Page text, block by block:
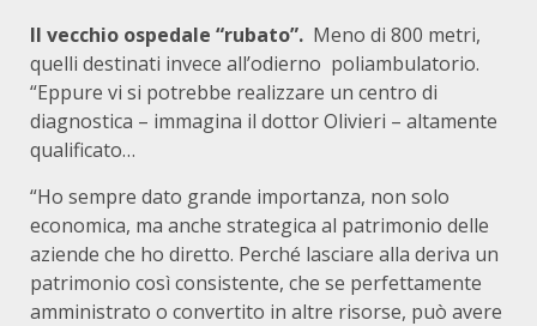
Il vecchio ospedale “rubato”. Meno di 800 metri,
quelli destinati invece all’odierno poliambulatorio.
“Eppure vi si potrebbe realizzare un centro di
diagnostica – immagina il dottor Olivieri – altamente
qualificato…
“Ho sempre dato grande importanza, non solo
economica, ma anche strategica al patrimonio delle
aziende che ho diretto. Perché lasciare alla deriva un
patrimonio così consistente, che se perfettamente
amministrato o convertito in altre risorse, può avere